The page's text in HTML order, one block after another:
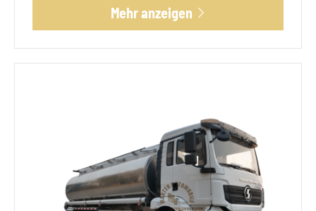
Mehr anzeigen 